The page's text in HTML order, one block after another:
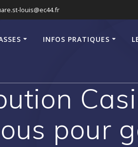
louis@ec44.fr
INFOS PRATIQUES
pour